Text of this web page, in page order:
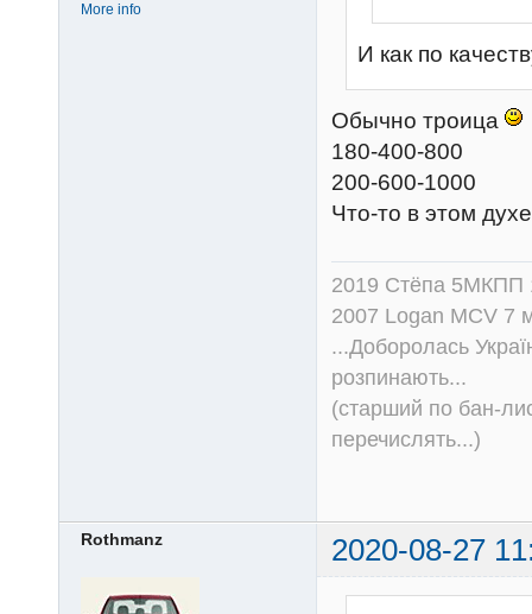
More info
И как по
Обычно троица
180-400-800
200-600-1000
Что-то в этом
2019 Стёпа
2007 Logan MCV 7
...Доборолась
розпинають...
(старший по бан-
перечислять...)
Rothmanz 2020-08-27